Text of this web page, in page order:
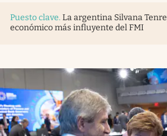
Clase
El Cronista Studio
Mediakit
Puesto clave. La argentina Silvana
económico más influyente del FMI